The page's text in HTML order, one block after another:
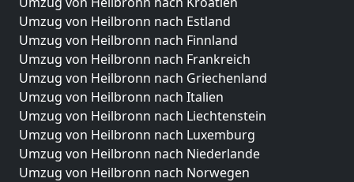
Umzug von Heilbronn nach Estland
Umzug von Heilbronn nach Finnland
Umzug von Heilbronn nach Frankreich
Umzug von Heilbronn nach Griechenland
Umzug von Heilbronn nach Italien
Umzug von Heilbronn nach Liechtenstein
Umzug von Heilbronn nach Luxemburg
Umzug von Heilbronn nach Niederlande
Umzug von Heilbronn nach Norwegen